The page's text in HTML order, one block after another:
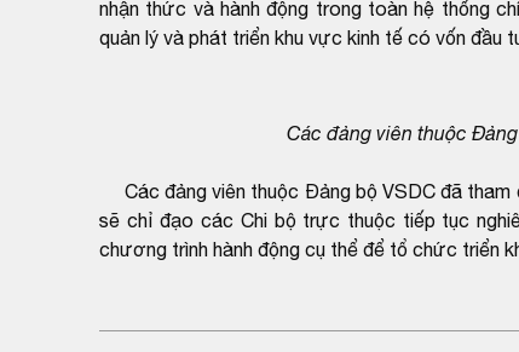
nhận thức và hành động trong toàn hệ thống
quản lý và phát triển khu vực kinh tế có vốn
Các đảng viên thuộc
Các đảng viên thuộc Đảng bộ VSDC đã tham
sẽ chỉ đạo các Chi bộ trực thuộc tiếp tục
chương trình hành động cụ thể để tổ chức triển